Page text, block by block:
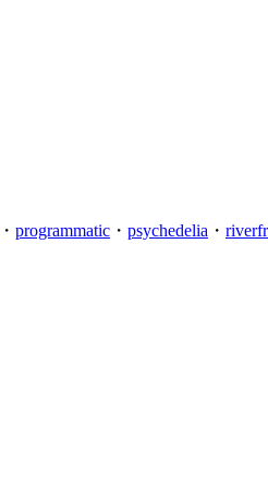
・ programmatic ・ psychedelia ・